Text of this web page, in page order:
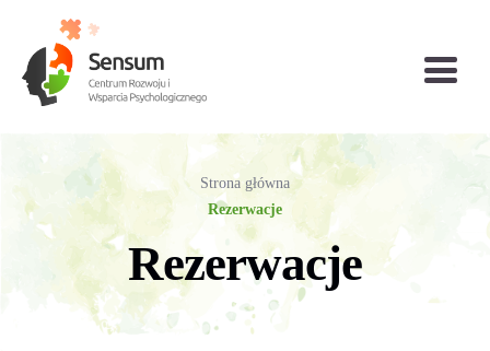
Diagnoza
psychologiczna
(testy
psychologiczne)
Konsultacja
biegłego
Grupy wsparcia i
TUSy dla osób
dorosłych
Poradnictwo
seksuologiczne
Konsultacje
bariatryczne
Strona główna
Rezerwacje
Rezerwacje